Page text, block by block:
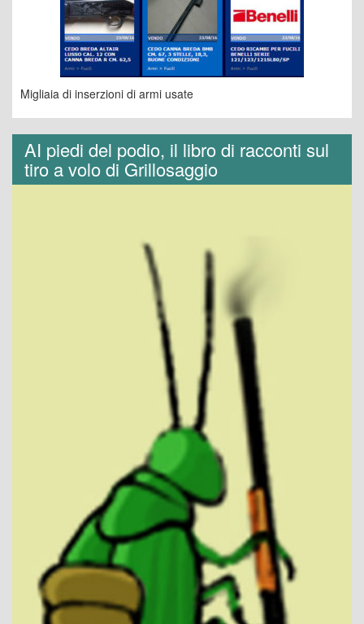
Migliaia di inserzioni di armi usate
AI piedi del podio, il libro di racconti sul
tiro a volo di Grillosaggio